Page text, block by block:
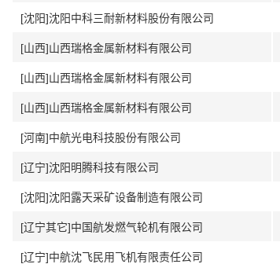
[沈阳]沈阳中科三耐新材料股份有限公司
[山西]山西瑞格金属新材料有限公司
[山西]山西瑞格金属新材料有限公司
[山西]山西瑞格金属新材料有限公司
[河南]中航光电科技股份有限公司
[辽宁]沈阳明腾科技有限公司
[沈阳]沈阳露天采矿设备制造有限公司
[辽宁其它]中国航发燃气轮机有限公司
[辽宁]中航沈飞民用飞机有限责任公司